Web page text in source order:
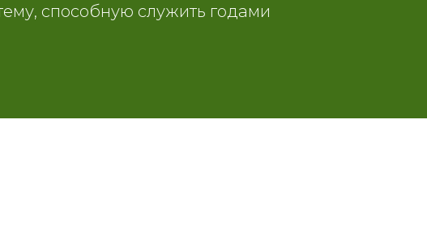
способную служить годами